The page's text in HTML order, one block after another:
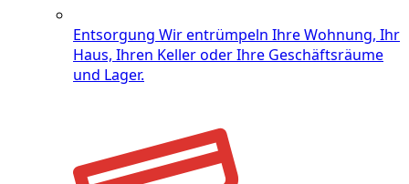
Entsorgung Wir entrümpeln Ihre Wohnung, Ihr
Haus, Ihren Keller oder Ihre Geschäftsräume
und Lager.